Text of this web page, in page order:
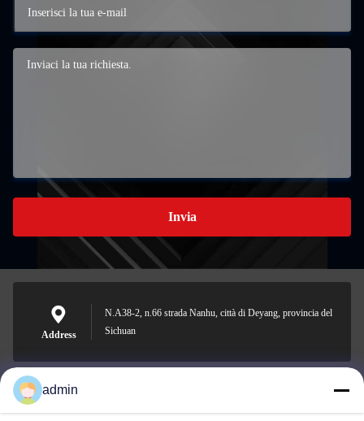
Invia
Address
N.A38-2, n.66 strada Nanhu, città di Deyang, provincia del
Sichuan
Nero@enlaibio.com
admin